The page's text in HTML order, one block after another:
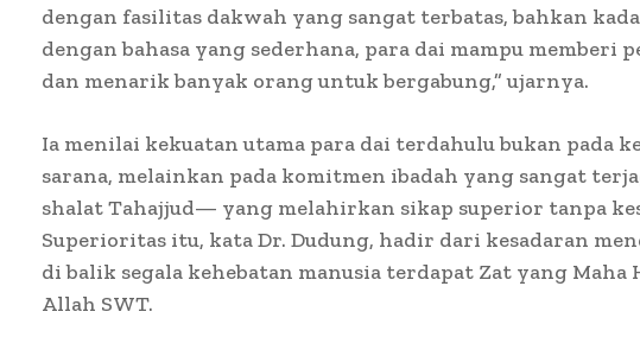
dengan fasilitas dakwah yang sangat terbatas, bahkan
dengan bahasa yang sederhana, para dai mampu memberi
dan menarik banyak orang untuk bergabung,” ujarnya.
Ia menilai kekuatan utama para dai terdahulu bukan pada
sarana, melainkan pada komitmen ibadah yang sangat
shalat Tahajjud— yang melahirkan sikap superior tanpa
Superioritas itu, kata Dr. Dudung, hadir dari kesadaran
di balik segala kehebatan manusia terdapat Zat yang Maha
Allah SWT.